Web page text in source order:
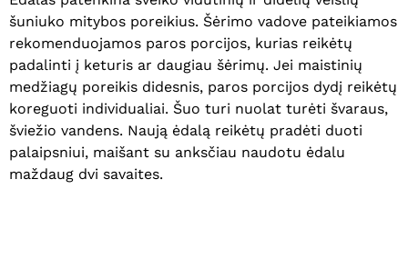
šuniuko mitybos poreikius. Šėrimo vadove pateikiamos
rekomenduojamos paros porcijos, kurias reikėtų
padalinti į keturis ar daugiau šėrimų. Jei maistinių
medžiagų poreikis didesnis, paros porcijos dydį reikėtų
koreguoti individualiai. Šuo turi nuolat turėti švaraus,
šviežio vandens. Naują ėdalą reikėtų pradėti duoti
palaipsniui, maišant su anksčiau naudotu ėdalu
maždaug dvi savaites.